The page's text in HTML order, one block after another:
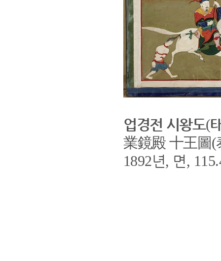
업경전 시왕도(
業鏡殿 十王圖(
1892년, 면,